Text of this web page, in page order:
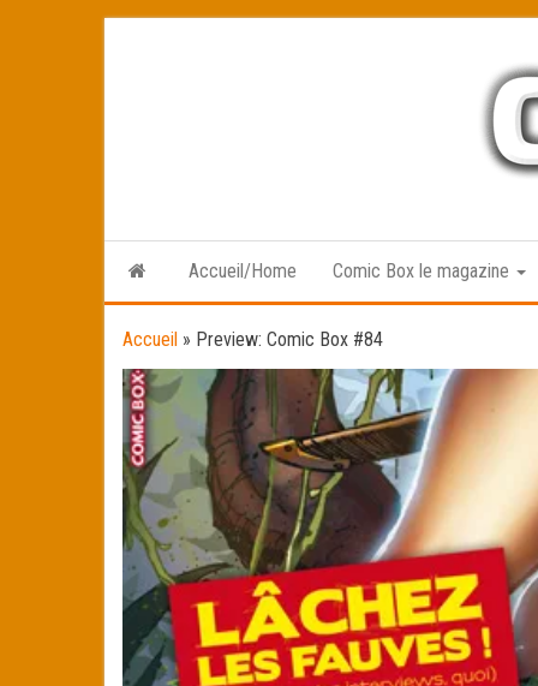
Accueil/Home Comic Box le magazine
Accueil » Preview: Comic Box #84